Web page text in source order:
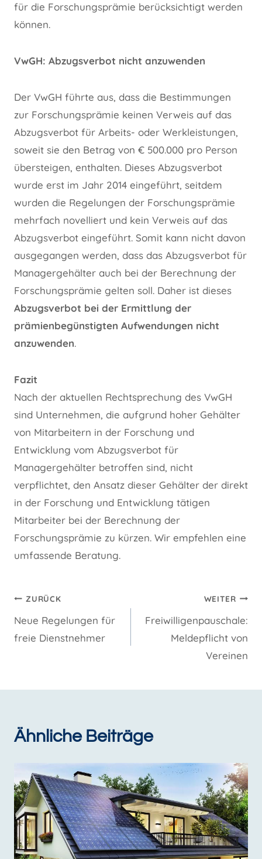
für die Forschungsprämie berücksichtigt werden
können.
VwGH: Abzugsverbot nicht anzuwenden
Der VwGH führte aus, dass die Bestimmungen
zur Forschungsprämie keinen Verweis auf das
Abzugsverbot für Arbeits- oder Werkleistungen,
soweit sie den Betrag von € 500.000 pro Person
übersteigen, enthalten. Dieses Abzugsverbot
wurde erst im Jahr 2014 eingeführt, seitdem
wurden die Regelungen der Forschungsprämie
mehrfach novelliert und kein Verweis auf das
Abzugsverbot eingeführt. Somit kann nicht davon
ausgegangen werden, dass das Abzugsverbot für
Managergehälter auch bei der Berechnung der
Forschungsprämie gelten soll. Daher ist dieses
Abzugsverbot bei der Ermittlung der
prämienbegünstigten Aufwendungen nicht
anzuwenden.
Fazit
Nach der aktuellen Rechtsprechung des VwGH
sind Unternehmen, die aufgrund hoher Gehälter
von Mitarbeitern in der Forschung und
Entwicklung vom Abzugsverbot für
Managergehälter betroffen sind, nicht
verpflichtet, den Ansatz dieser Gehälter der direkt
in der Forschung und Entwicklung tätigen
Mitarbeiter bei der Berechnung der
Forschungsprämie zu kürzen. Wir empfehlen eine
umfassende Beratung.
Beitragsnavigation
ZURÜCK
Neue Regelungen für
freie Dienstnehmer
WEITER
Freiwilligenpauschale:
Meldepflicht von
Vereinen
Ähnliche Beiträge